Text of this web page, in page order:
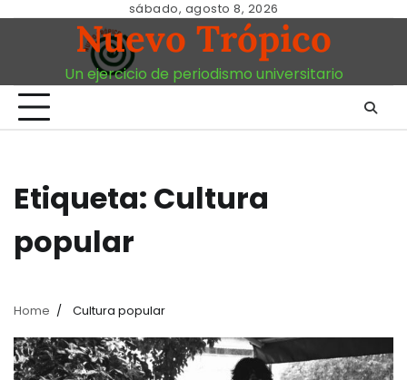
sábado, agosto 8, 2026
Nuevo Trópico
Un ejercicio de periodismo universitario
Etiqueta: Cultura
popular
Home Cultura popular